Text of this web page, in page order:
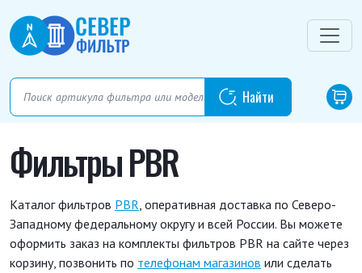
Фильтры PBR
Каталог фильтров PBR, оперативная доставка по Северо-
Западному федеральному округу и всей России. Вы можете
оформить заказ на комплекты фильтров PBR на сайте через
корзину, позвонить по телефонам магазинов или сделать